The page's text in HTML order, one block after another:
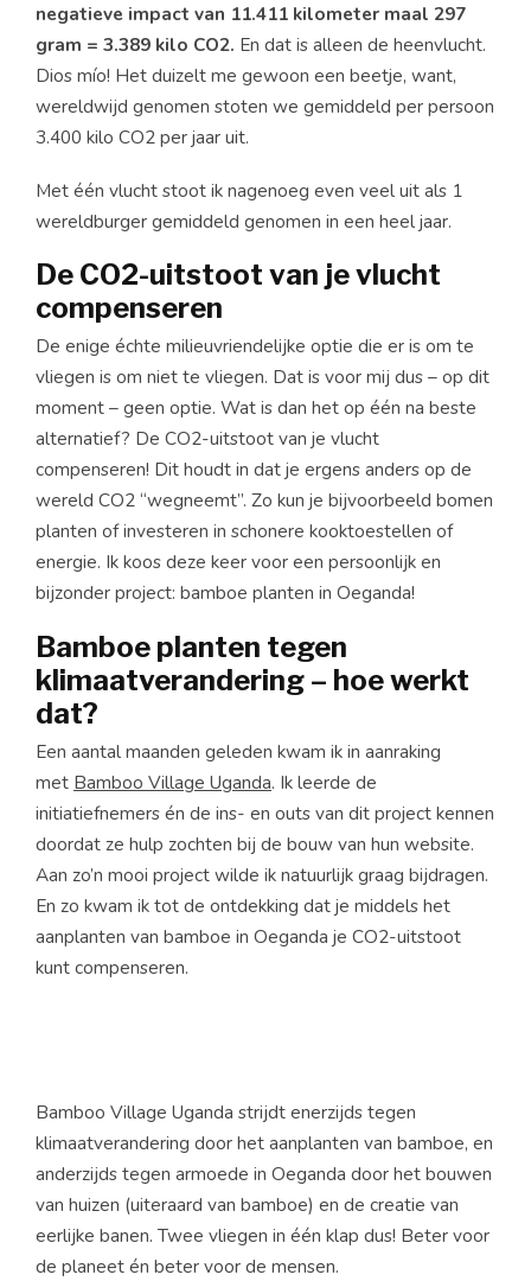
negatieve impact van 11.411 kilometer maal 297
gram = 3.389 kilo CO2. En dat is alleen de heenvlucht.
Dios mío! Het duizelt me gewoon een beetje, want,
wereldwijd genomen stoten we gemiddeld per persoon
3.400 kilo CO2 per jaar uit.
Met één vlucht stoot ik nagenoeg even veel uit als 1
wereldburger gemiddeld genomen in een heel jaar.
De CO2-uitstoot van je vlucht
compenseren
De enige échte milieuvriendelijke optie die er is om te
vliegen is om niet te vliegen. Dat is voor mij dus – op dit
moment – geen optie. Wat is dan het op één na beste
alternatief? De CO2-uitstoot van je vlucht
compenseren! Dit houdt in dat je ergens anders op de
wereld CO2 “wegneemt”. Zo kun je bijvoorbeeld bomen
planten of investeren in schonere kooktoestellen of
energie. Ik koos deze keer voor een persoonlijk en
bijzonder project: bamboe planten in Oeganda!
Bamboe planten tegen
klimaatverandering – hoe werkt
dat?
Een aantal maanden geleden kwam ik in aanraking
met Bamboo Village Uganda. Ik leerde de
initiatiefnemers én de ins- en outs van dit project kennen
doordat ze hulp zochten bij de bouw van hun website.
Aan zo’n mooi project wilde ik natuurlijk graag bijdragen.
En zo kwam ik tot de ontdekking dat je middels het
aanplanten van bamboe in Oeganda je CO2-uitstoot
kunt compenseren.
Bamboo Village Uganda strijdt enerzijds tegen
klimaatverandering door het aanplanten van bamboe, en
anderzijds tegen armoede in Oeganda door het bouwen
van huizen (uiteraard van bamboe) en de creatie van
eerlijke banen. Twee vliegen in één klap dus! Beter voor
de planeet én beter voor de mensen.